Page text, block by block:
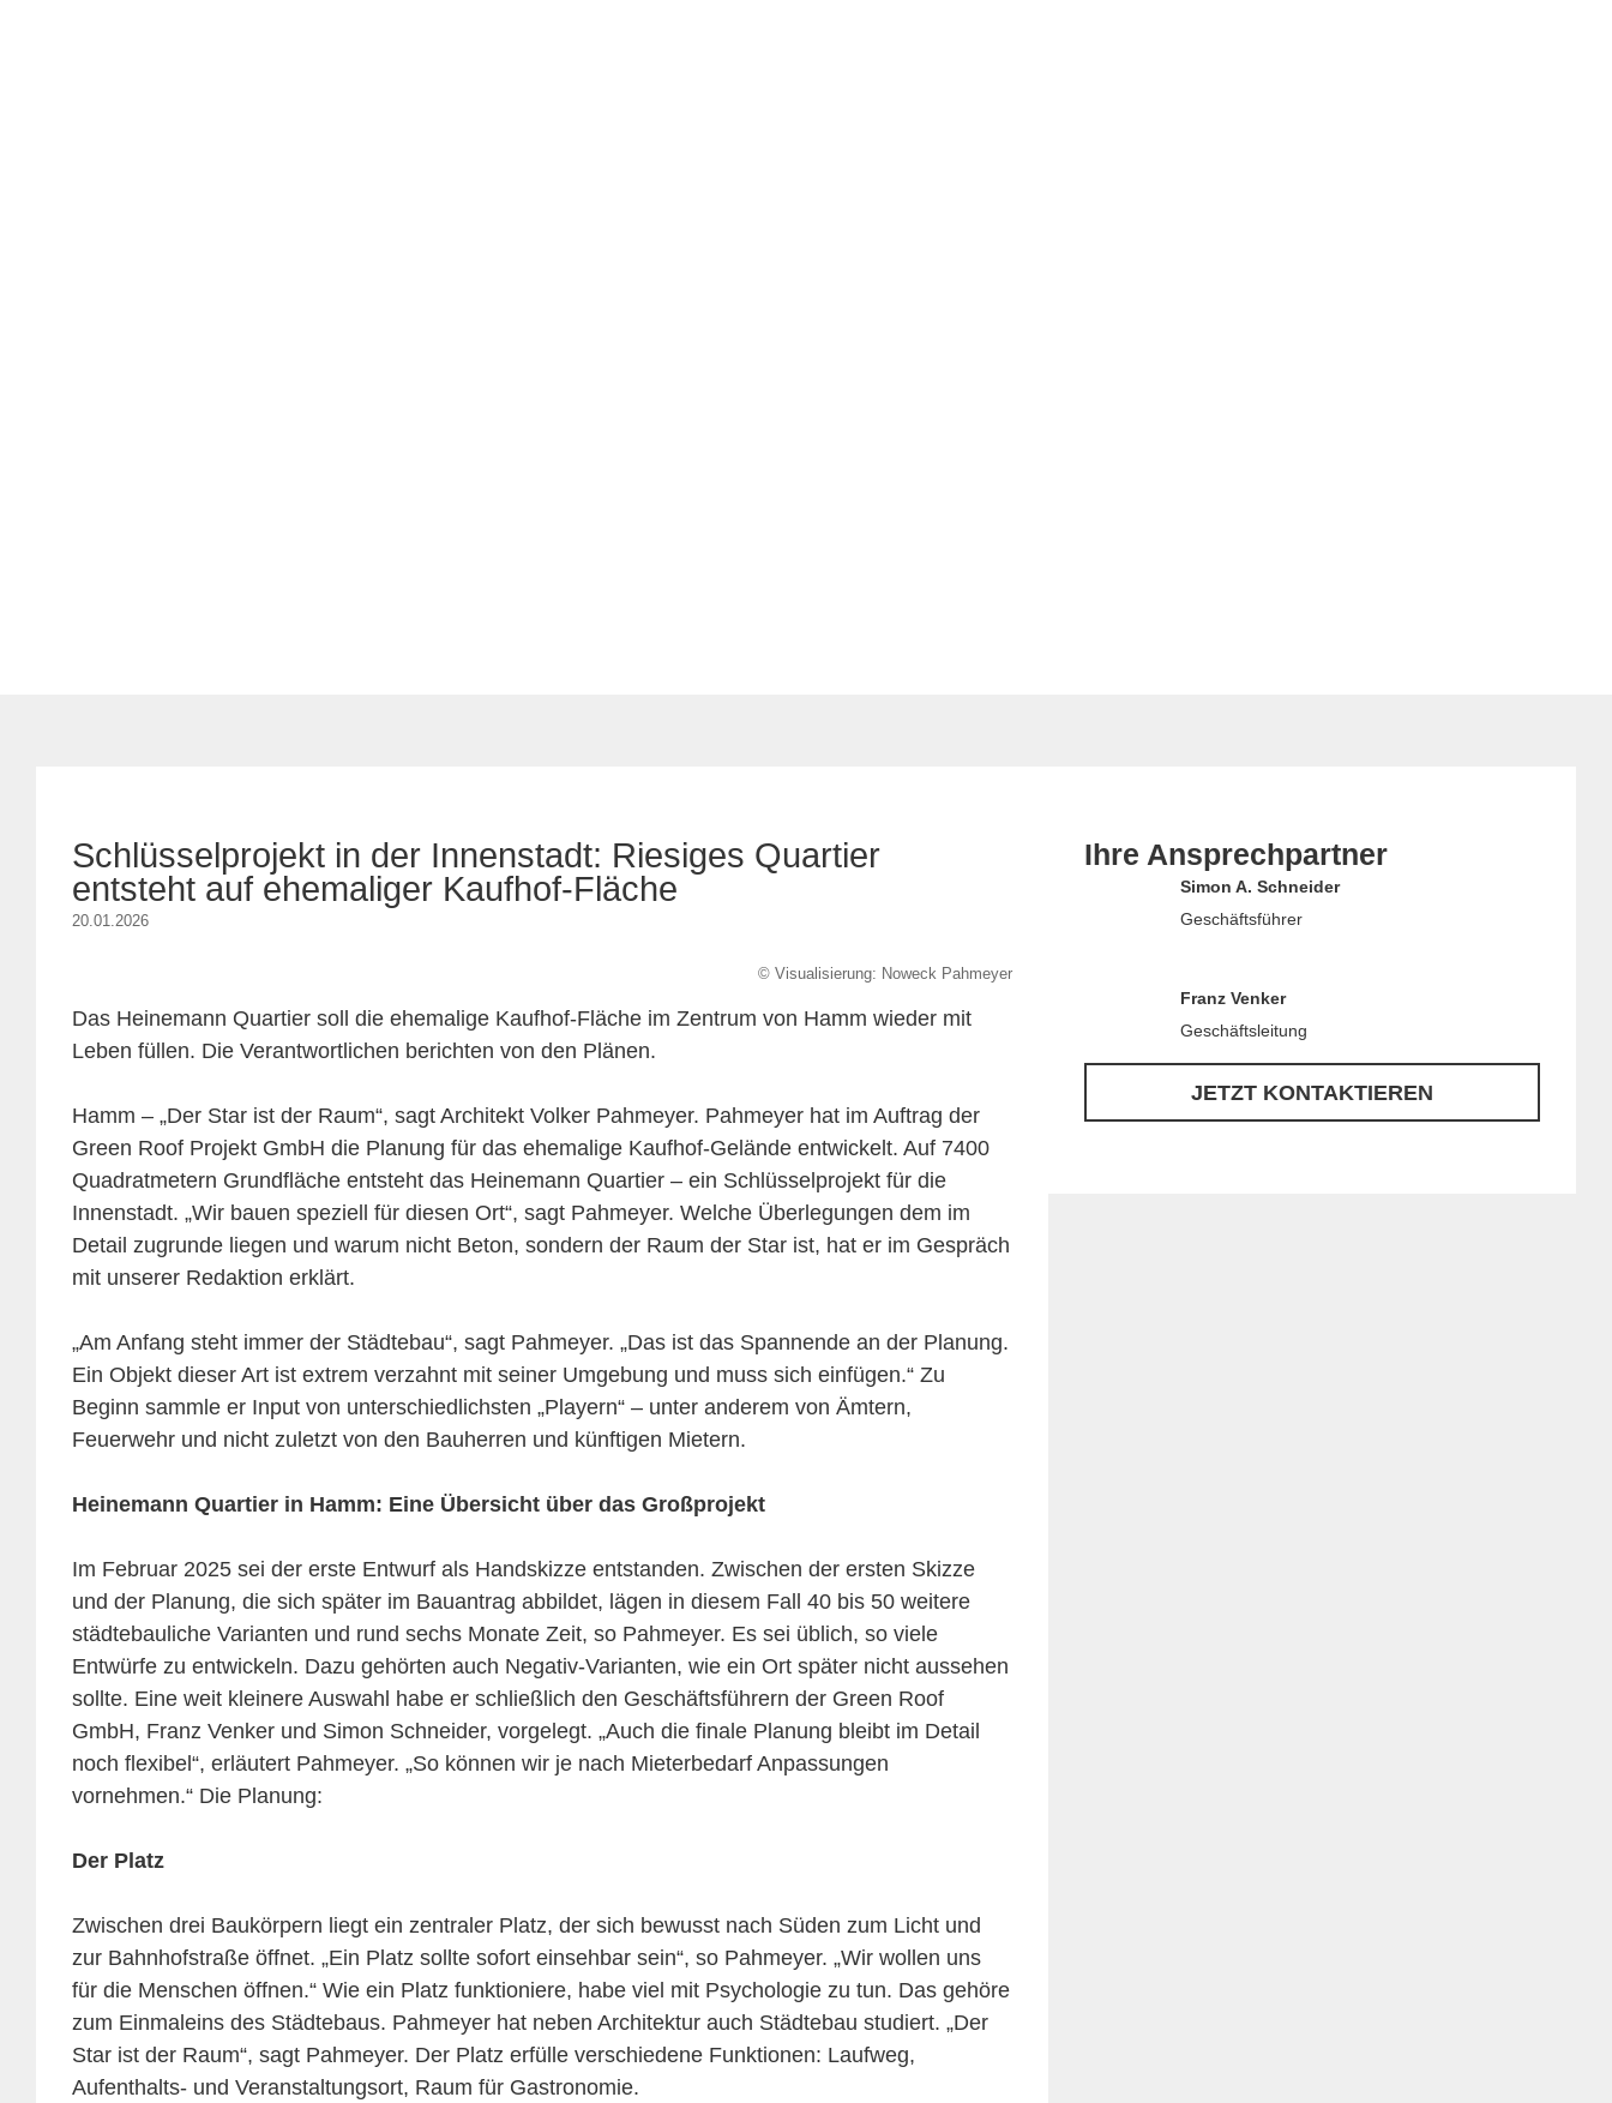
Schlüsselprojekt in der Innenstadt: Riesiges Quartier
entsteht auf ehemaliger Kaufhof-Fläche
20.01.2026
© Visualisierung: Noweck Pahmeyer
Das Heinemann Quartier soll die ehemalige Kaufhof-Fläche im Zentrum von Hamm wieder mit
Leben füllen. Die Verantwortlichen berichten von den Plänen.
Hamm – „Der Star ist der Raum“, sagt Architekt Volker Pahmeyer. Pahmeyer hat im Auftrag der
Green Roof Projekt GmbH die Planung für das ehemalige Kaufhof-Gelände entwickelt. Auf 7400
Quadratmetern Grundfläche entsteht das Heinemann Quartier – ein Schlüsselprojekt für die
Innenstadt. „Wir bauen speziell für diesen Ort“, sagt Pahmeyer. Welche Überlegungen dem im
Detail zugrunde liegen und warum nicht Beton, sondern der Raum der Star ist, hat er im Gespräch
mit unserer Redaktion erklärt.
„Am Anfang steht immer der Städtebau“, sagt Pahmeyer. „Das ist das Spannende an der Planung.
Ein Objekt dieser Art ist extrem verzahnt mit seiner Umgebung und muss sich einfügen.“ Zu
Beginn sammle er Input von unterschiedlichsten „Playern“ – unter anderem von Ämtern,
Feuerwehr und nicht zuletzt von den Bauherren und künftigen Mietern.
Heinemann Quartier in Hamm: Eine Übersicht über das Großprojekt
Im Februar 2025 sei der erste Entwurf als Handskizze entstanden. Zwischen der ersten Skizze
und der Planung, die sich später im Bauantrag abbildet, lägen in diesem Fall 40 bis 50 weitere
städtebauliche Varianten und rund sechs Monate Zeit, so Pahmeyer. Es sei üblich, so viele
Entwürfe zu entwickeln. Dazu gehörten auch Negativ-Varianten, wie ein Ort später nicht aussehen
sollte. Eine weit kleinere Auswahl habe er schließlich den Geschäftsführern der Green Roof
GmbH, Franz Venker und Simon Schneider, vorgelegt. „Auch die finale Planung bleibt im Detail
noch flexibel“, erläutert Pahmeyer. „So können wir je nach Mieterbedarf Anpassungen
vornehmen.“ Die Planung:
Der Platz
Zwischen drei Baukörpern liegt ein zentraler Platz, der sich bewusst nach Süden zum Licht und
zur Bahnhofstraße öffnet. „Ein Platz sollte sofort einsehbar sein“, so Pahmeyer. „Wir wollen uns
für die Menschen öffnen.“ Wie ein Platz funktioniere, habe viel mit Psychologie zu tun. Das gehöre
zum Einmaleins des Städtebaus. Pahmeyer hat neben Architektur auch Städtebau studiert. „Der
Star ist der Raum“, sagt Pahmeyer. Der Platz erfülle verschiedene Funktionen: Laufweg,
Aufenthalts- und Veranstaltungsort, Raum für Gastronomie.
Ihre Ansprechpartner
Simon A. Schneider
Geschäftsführer
Franz Venker
Geschäftsleitung
JETZT KONTAKTIEREN